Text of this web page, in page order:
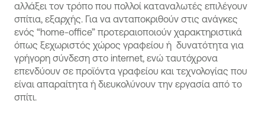
αλλάξει τον τρόπο που πολλοί καταναλωτές επιλέγουν
σπίτια, εξαρχής. Για να ανταποκριθούν στις ανάγκες
ενός “home-office” προτεραιοποιούν χαρακτηριστικά
όπως ξεχωριστός χώρος γραφείου ή δυνατότητα για
γρήγορη σύνδεση στο internet, ενώ ταυτόχρονα
επενδύουν σε προϊόντα γραφείου και τεχνολογίας που
είναι απαραίτητα ή διευκολύνουν την εργασία από το
σπίτι.